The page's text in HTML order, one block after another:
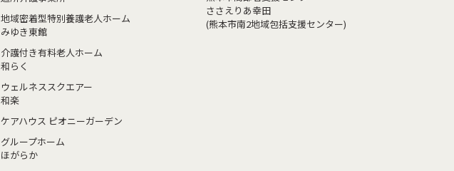
地域密着型特別養護老人ホーム
みゆき東館
介護付き有料老人ホーム
和らく
ウェルネススクエアー
和楽
ケアハウス ピオニーガーデン
グループホーム
ほがらか
ささえりあ幸田
(熊本市南2地域包括支援センター)